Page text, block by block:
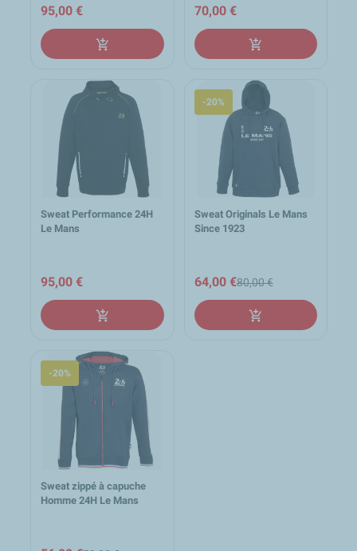
95,00 €
add_shopping_cart
70,00 €
add_shopping_cart
Sweat Performance 24H
Le Mans
95,00 €
add_shopping_cart
-20%
Sweat Originals Le Mans
Since 1923
64,00 €80,00 €
add_shopping_cart
-20%
Sweat zippé à capuche
Homme 24H Le Mans